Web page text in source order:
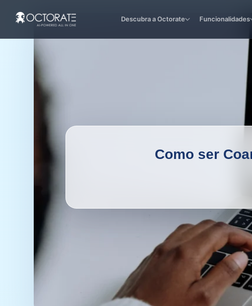
Descubra a Octorate Funcionalidades
Como ser